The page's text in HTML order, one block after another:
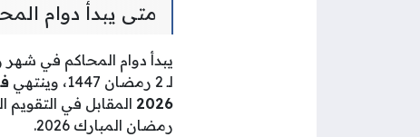
متى يبدأ دوام
يبدأ دوام المحاكم في شهر رمضان
لـ 2 رمضان 1447، وينتهي
2026
رمضان المبارك 2026.